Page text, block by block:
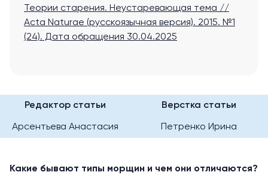
Теории старения. Неустаревающая тема //
Acta Naturae (русскоязычная версия). 2015. №1
(24). Дата обращения 30.04.2025
Редактор статьи Верстка статьи
Арсентьева Анастасия Петренко Ирина
Какие бывают типы морщин и чем они отличаются?